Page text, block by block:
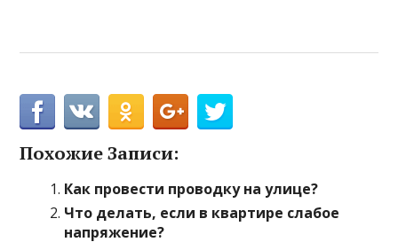
Похожие Записи:
Как провести проводку на улице?
Что делать, если в квартире слабое
напряжение?